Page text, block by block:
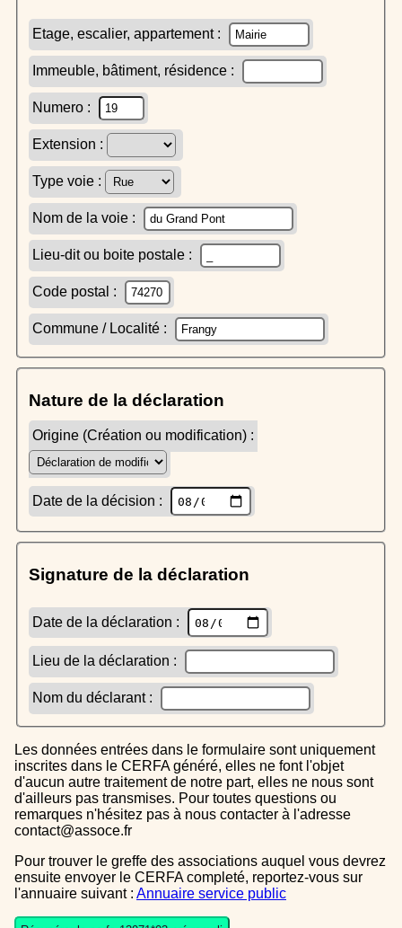
Etage, escalier, appartement :
Immeuble, bâtiment, résidence :
Numero :
Extension :
Type voie :
Nom de la voie :
Lieu-dit ou boite postale :
Code postal :
Commune / Localité :
Nature de la déclaration
Origine (Création ou modification) :
Date de la décision :
Signature de la déclaration
Date de la déclaration :
Lieu de la déclaration :
Nom du déclarant :
Les données entrées dans le formulaire sont uniquement
inscrites dans le CERFA généré, elles ne font l'objet
d'aucun autre traitement de notre part, elles ne nous sont
d'ailleurs pas transmises. Pour toutes questions ou
remarques n'hésitez pas à nous contacter à l'adresse
contact@assoce.fr
Pour trouver le greffe des associations auquel vous devrez
ensuite envoyer le CERFA completé, reportez-vous sur
l'annuaire suivant : Annuaire service public